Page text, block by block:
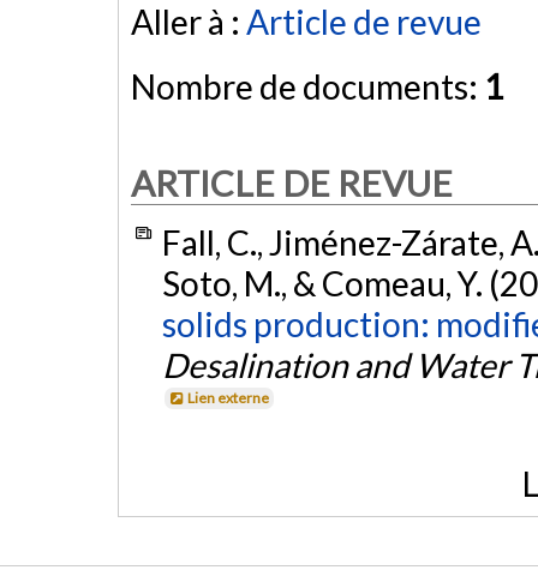
Aller à : Article de revue
Nombre de documents: 1
ARTICLE DE REVUE
Fall, C., Jiménez-Zárate,
Soto, M., & Comeau, Y.
solids production:
Desalination and Water
Lien externe